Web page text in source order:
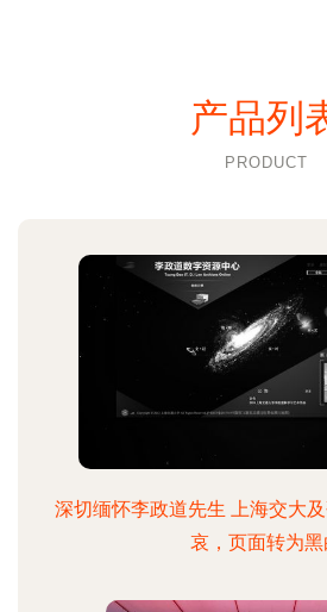
产品列
PRODUCT
深切缅怀李政道先生 上海交大
哀，页面转为黑